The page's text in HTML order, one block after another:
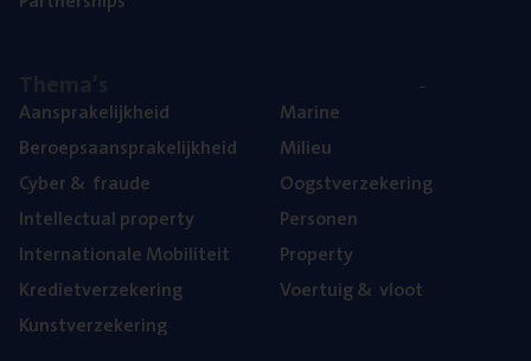
Aan­spra­ke­lijk­heid
Beroeps­aan­spra­ke­lijk­heid
Cyber& fraude
Intel­lec­tu­al property
Inter­na­ti­o­na­le Mobiliteit
Kre­diet­ver­ze­ke­ring
Kunst­ver­ze­ke­ring
Mari­ne
Mili­eu
Oogst­ver­ze­ke­ring
Per­so­nen
Pro­per­ty
Voer­tuig& vloot